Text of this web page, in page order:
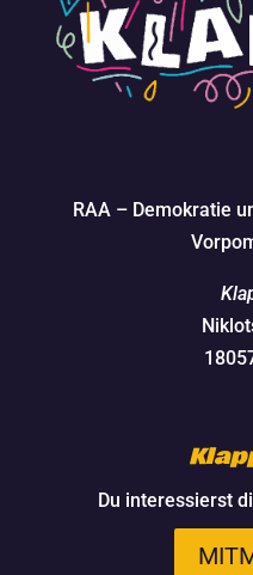
RAA – Demokratie
Du interessierst